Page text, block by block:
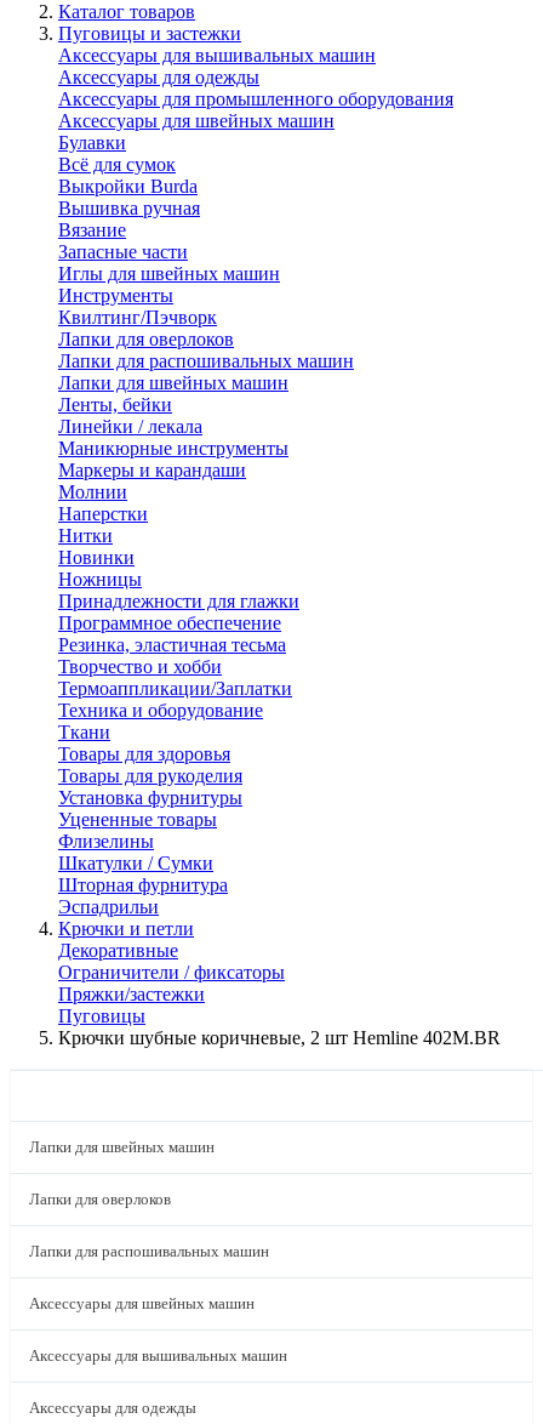
Каталог товаров
Пуговицы и застежки
Аксессуары для вышивальных машин
Аксессуары для одежды
Аксессуары для промышленного оборудования
Аксессуары для швейных машин
Булавки
Всё для сумок
Выкройки Burda
Вышивка ручная
Вязание
Запасные части
Иглы для швейных машин
Инструменты
Квилтинг/Пэчворк
Лапки для оверлоков
Лапки для распошивальных машин
Лапки для швейных машин
Ленты, бейки
Линейки / лекала
Маникюрные инструменты
Маркеры и карандаши
Молнии
Наперстки
Нитки
Новинки
Ножницы
Принадлежности для глажки
Программное обеспечение
Резинка, эластичная тесьма
Творчество и хобби
Термоаппликации/Заплатки
Техника и оборудование
Ткани
Товары для здоровья
Товары для рукоделия
Установка фурнитуры
Уцененные товары
Флизелины
Шкатулки / Сумки
Шторная фурнитура
Эспадрильи
Крючки и петли
Декоративные
Ограничители / фиксаторы
Пряжки/застежки
Пуговицы
Крючки шубные коричневые, 2 шт Hemline 402M.BR
Лапки для швейных машин
Лапки для оверлоков
Лапки для распошивальных машин
Аксессуары для швейных машин
Аксессуары для вышивальных машин
Аксессуары для одежды